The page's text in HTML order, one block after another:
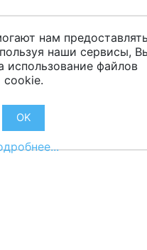
нам
наши сервисы,
использование файлов
cookie.
OK